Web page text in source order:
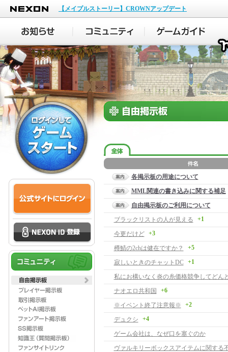
NEXON
【メイプルストーリー】CROWNアップデート
各掲示板の用途について
MML関連の書き込みに関する補足
自由掲示板のご利用について
ブラックリストの人が見える
+1
今更だけど +3
樽鯖の2chは健在ですか？ +5
寂しいときのチャットDC +1
ナオエロ共和国 +6
※イベント終了注意報※ +2
デュクシ +4
ゲーム会社は、なぜ口を塞ぐのか
ヴァルキリーボックスアイテムに関する